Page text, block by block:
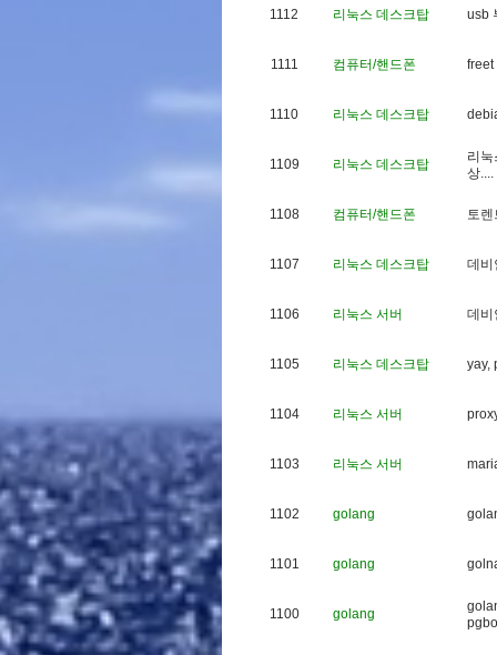
1112 리눅스 데스크탑 usb
1111 컴퓨터/핸드폰 freet
1110 리눅스 데스크탑 debi
1109 리눅스 데스크탑 리 눅
상....
1108 컴퓨터/핸드폰 토렌
1107 리눅스 데스크탑 데 비
1106 리눅스 서버 데 비
1105 리눅스 데스크탑 yay,
1104 리눅스 서버 prox
1103 리눅스 서버 mari
1102 golang go a
1101 golang go n
1100 golang go a
pgbo